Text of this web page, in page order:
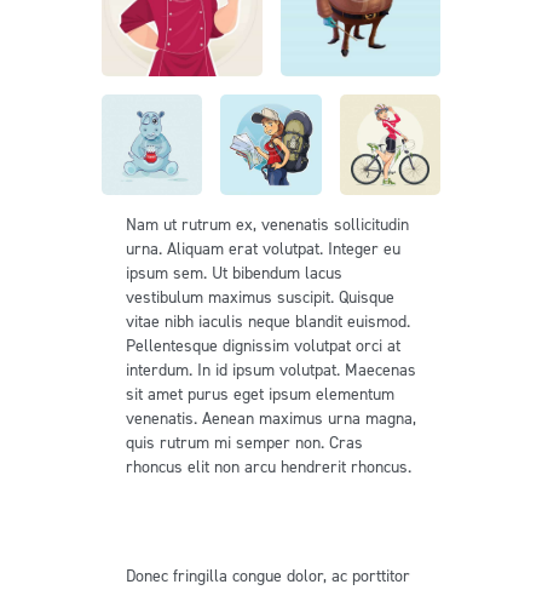
Nam ut rutrum ex, venenatis sollicitudin
urna. Aliquam erat volutpat. Integer eu
ipsum sem. Ut bibendum lacus
vestibulum maximus suscipit. Quisque
vitae nibh iaculis neque blandit euismod.
Pellentesque dignissim volutpat orci at
interdum. In id ipsum volutpat. Maecenas
sit amet purus eget ipsum elementum
venenatis. Aenean maximus urna magna,
quis rutrum mi semper non. Cras
rhoncus elit non arcu hendrerit rhoncus.
Donec fringilla congue dolor, ac porttitor